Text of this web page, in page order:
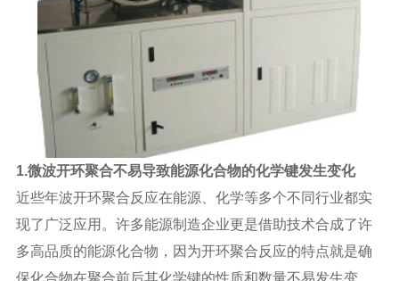
1.微波开环聚合不易导致能源化合物的化学键发生变化
近些年波开环聚合反应在能源、化学等多个不同行业都实
现了广泛应用。许多能源制造企业更是借助技术合成了许
多高品质的能源化合物，因为开环聚合反应的特点就是确
保化合物在聚合前后其化学键的性质和数量不易发生变